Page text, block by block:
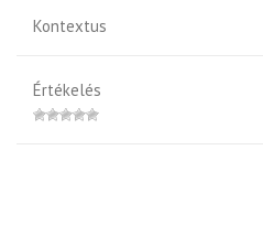
Kontextus
Értékelés